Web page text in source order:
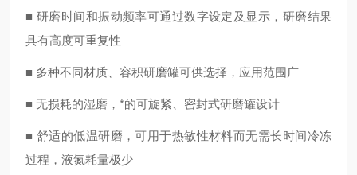
■ 研磨时间和振动频率可通过数字设定及显示，研磨结果
具有高度可重复性
■ 多种不同材质、容积研磨罐可供选择，应用范围广
■ 无损耗的湿磨，*的可旋紧、密封式研磨罐设计
■ 舒适的低温研磨，可用于热敏性材料而无需长时间冷冻
过程，液氮耗量极少